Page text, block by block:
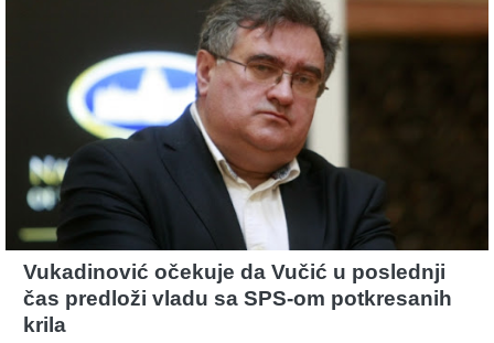
Vukadinović očekuje da Vučić u poslednji
čas predloži vladu sa SPS-om potkresanih
krila